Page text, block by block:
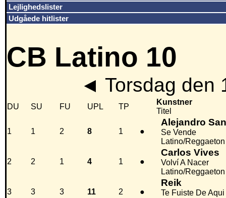
Lejlighedslister
Udgåede hitlister
CB Latino 10
◄ Torsdag den
DU SU FU UPL TP
Kunstner
Titel
1 1 2 8 1 ●
Alejandro
Se Vende
Latino/Reggaeton
2 2 1 4 1 ●
Carlos Vives
Volví A Nacer
Latino/Reggaeton
3 3 3 11 2 ●
Reik
Te Fuiste De Aqui